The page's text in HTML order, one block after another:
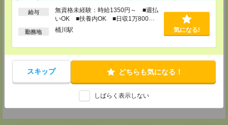
給与
無資格未経験：時給1350円～ ■週払
いOK ■扶養内OK ■日収1万800円
以上
勤務地 桶川駅 気になる!
スキップ どちらも気になる！
しばらく表示しない
MAIL：tenshoku@nikken-ts.jp
メディカルケア事業部 横浜オフィス
TEL：0120-901-799
tenshoku@nikken-ts.jp
担当：採用担当